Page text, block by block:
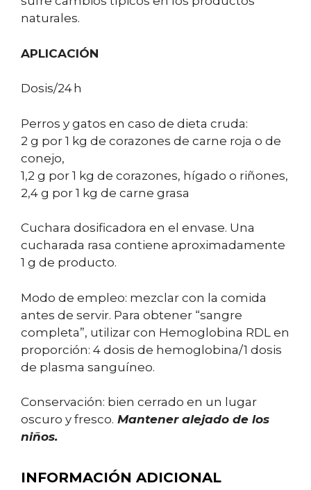
naturales.
APLICACIÓN
Dosis/24 h
Perros y gatos en caso de dieta cruda:
2 g por 1 kg de corazones de carne roja o de
conejo,
1,2 g por 1 kg de corazones, hígado o riñones,
2,4 g por 1 kg de carne grasa
Cuchara dosificadora en el envase. Una
cucharada rasa contiene aproximadamente
1 g de producto.
Modo de empleo: mezclar con la comida
antes de servir. Para obtener “sangre
completa”, utilizar con Hemoglobina RDL en
proporción: 4 dosis de hemoglobina/1 dosis
de plasma sanguíneo.
Conservación: bien cerrado en un lugar
oscuro y fresco. Mantener alejado de los
niños.
INFORMACIÓN ADICIONAL